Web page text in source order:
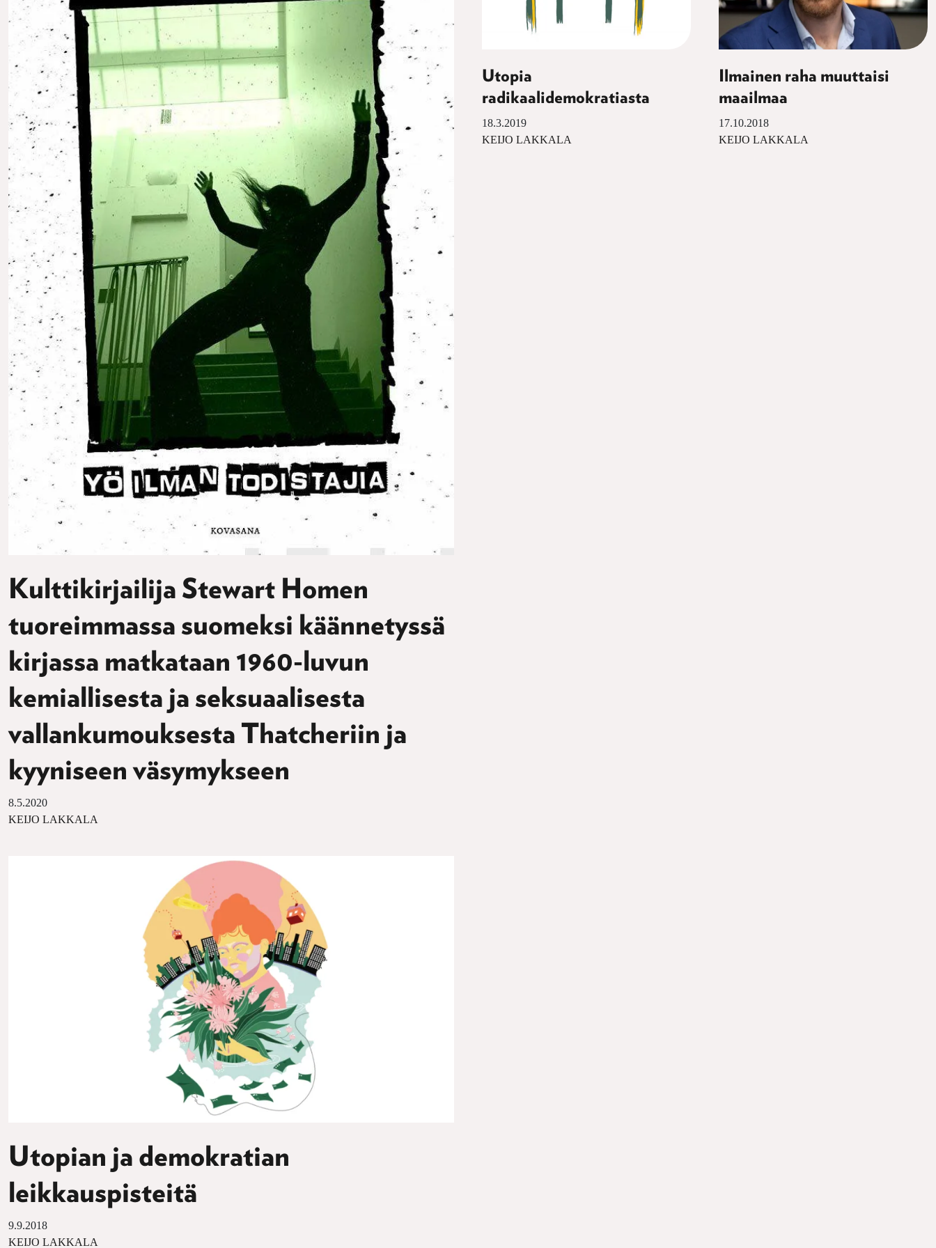
Kulttikirjailija Stewart Homen
tuoreimmassa suomeksi käännetyssä
kirjassa matkataan 1960-luvun
kemiallisesta ja seksuaalisesta
vallankumouksesta Thatcheriin ja
kyyniseen väsymykseen
8.5.2020
KEIJO LAKKALA
Utopia
radikaalidemokratiasta
18.3.2019
KEIJO LAKKALA
Ilmainen raha muuttaisi
maailmaa
17.10.2018
KEIJO LAKKALA
Utopian ja demokratian
leikkauspisteitä
9.9.2018
KEIJO LAKKALA